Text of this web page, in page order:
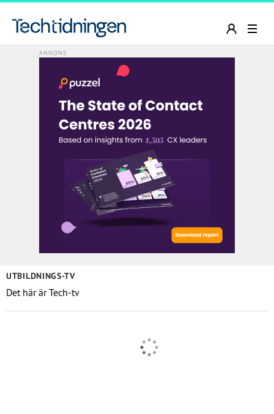
UTBILDNINGS-TV
Det här är Tech-tv